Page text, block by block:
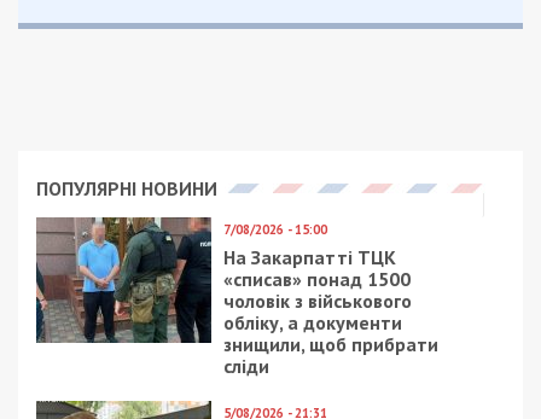
ПОПУЛЯРНІ НОВИНИ
7/08/2026 - 15:00
На Закарпатті ТЦК
«списав» понад 1500
чоловік з військового
обліку, а документи
знищили, щоб прибрати
сліди
5/08/2026 - 21:31